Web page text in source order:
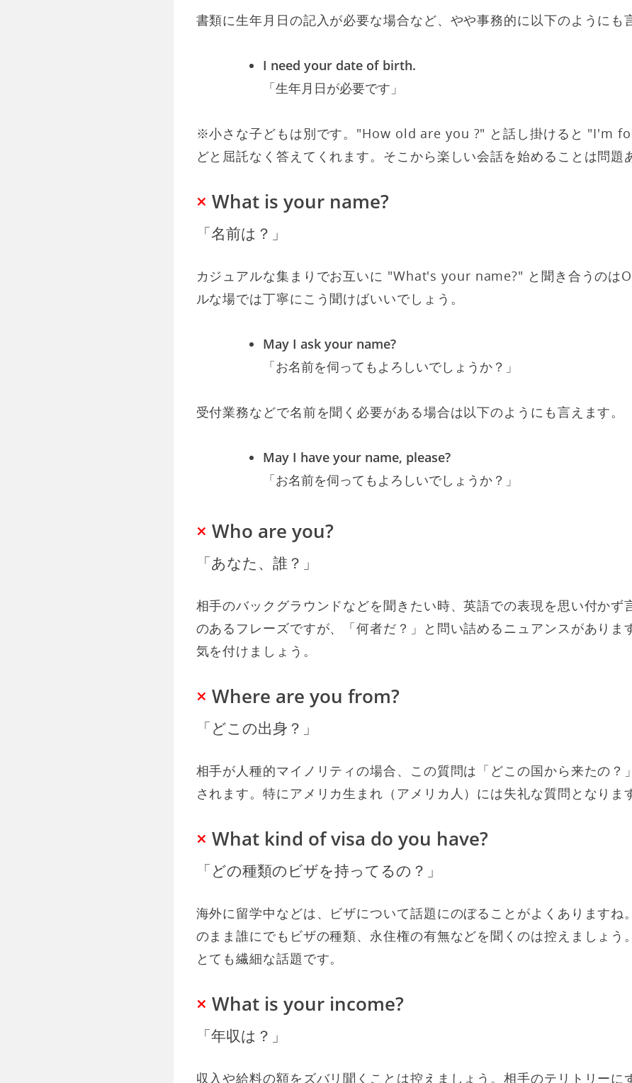
書類に生年月日の記入が必要な場合など、やや事務的に以下のようにも
I need your date of birth.
「生年月日が必要です」
※小さな子どもは別です。"How old are you ?" と話し掛けると "I'm
どと屈託なく答えてくれます。そこから楽しい会話を始めることは問題
× What is your name?
「名前は？」
カジュアルな集まりでお互いに "What's your name?" と聞き合うのは
ルな場では丁寧にこう聞けばいいでしょう。
May I ask your name?
「お名前を伺ってもよろしいでしょうか？」
受付業務などで名前を聞く必要がある場合は以下のようにも言えます。
May I have your name, please?
「お名前を伺ってもよろしいでしょうか？」
× Who are you?
「あなた、誰？」
相手のバックグラウンドなどを聞きたい時、英語での表現を思い付かず
のあるフレーズですが、「何者だ？」と問い詰めるニュアンスがありま
気を付けましょう。
× Where are you from?
「どこの出身？」
相手が人種的マイノリティの場合、この質問は「どこの国から来たの？
されます。特にアメリカ生まれ（アメリカ人）には失礼な質問となりま
× What kind of visa do you have?
「どの種類のビザを持ってるの？」
海外に留学中などは、ビザについて話題にのぼることがよくありますね
のまま誰にでもビザの種類、永住権の有無などを聞くのは控えましょう
とても繊細な話題です。
× What is your income?
「年収は？」
収入や給料の額をズバリ聞くことは控えましょう。相手のテリトリーに